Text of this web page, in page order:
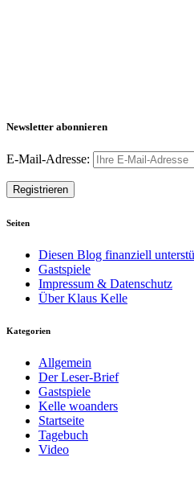
Newsletter abonnieren
E-Mail-Adresse:
Seiten
Diesen Blog finanziell
Gastspiele
Impressum & Datenschutz
Über Klaus Kelle
Kategorien
Allgemein
Der Leser-Brief
Gastspiele
Kelle woanders
Startseite
Tagebuch
Video